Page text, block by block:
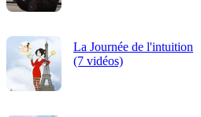
La Journée de l'intuition
(7 vidéos)